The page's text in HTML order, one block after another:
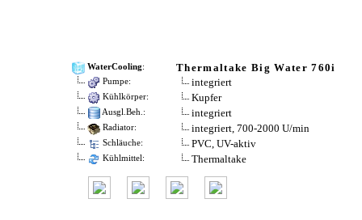
WaterCooling: Thermaltake Big Water 760i
Pumpe: integriert
Kühlkörper: Kupfer
Ausgl.Beh.: integriert
Radiator: integriert, 700-2000 U/min
Schläuche: PVC, UV-aktiv
Kühlmittel: Thermaltake